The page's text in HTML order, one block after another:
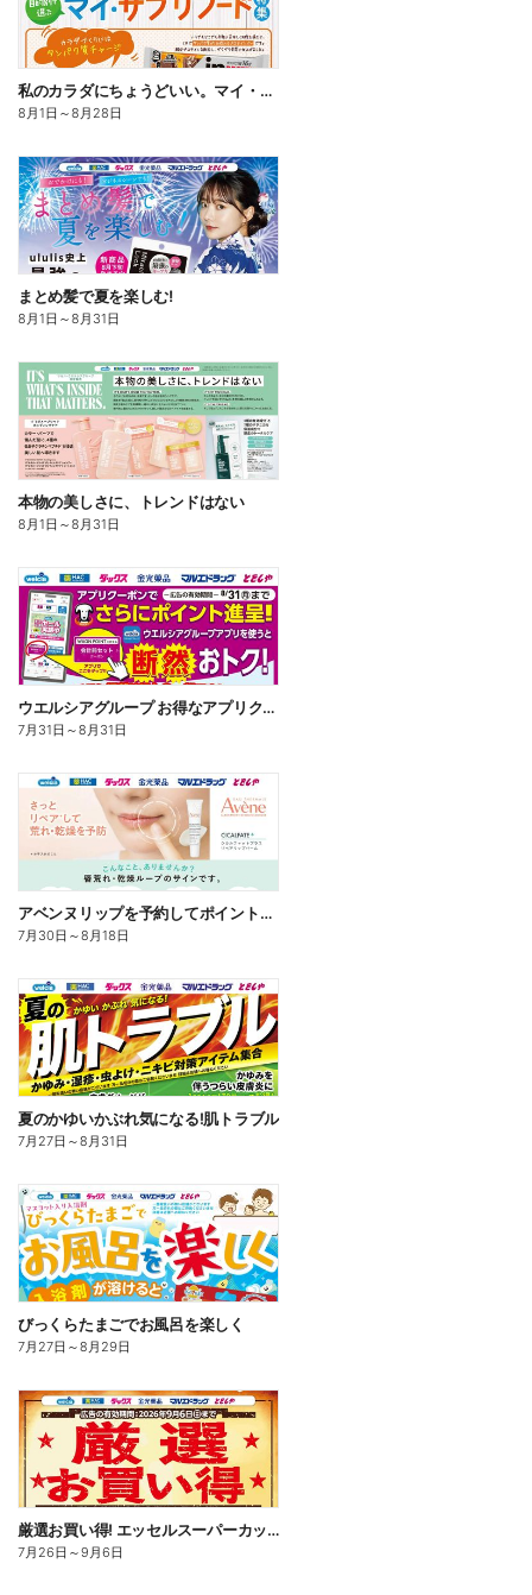
私のカラダにちょうどいい。マイ・サプリフード
8月1日 ～8月28日
まとめ髪で夏を楽しむ!
8月1日 ～8月31日
本物の美しさに、トレンドはない
8月1日 ～8月31日
ウエルシアグループ お得なアプリクーポン
7月31日 ～8月31日
アベンヌリップを予約してポイントゲット!
7月30日 ～8月18日
夏のかゆいかぶれ気になる!肌トラブル
7月27日 ～8月31日
びっくらたまごでお風呂を楽しく
7月27日 ～8月29日
厳選お買い得! エッセルスーパーカップ
7月26日 ～9月6日